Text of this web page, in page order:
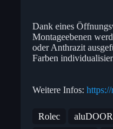
Dank eines
Montageebenen
oder Anthrazit
Farben
Weitere Infos:
Rolec aluDOOR